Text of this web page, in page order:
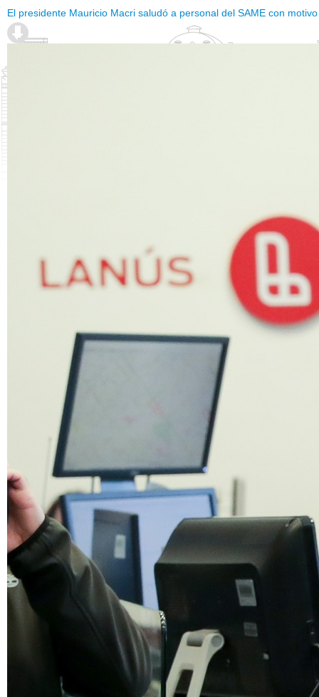
El presidente Mauricio Macri saludó a personal del SAME con